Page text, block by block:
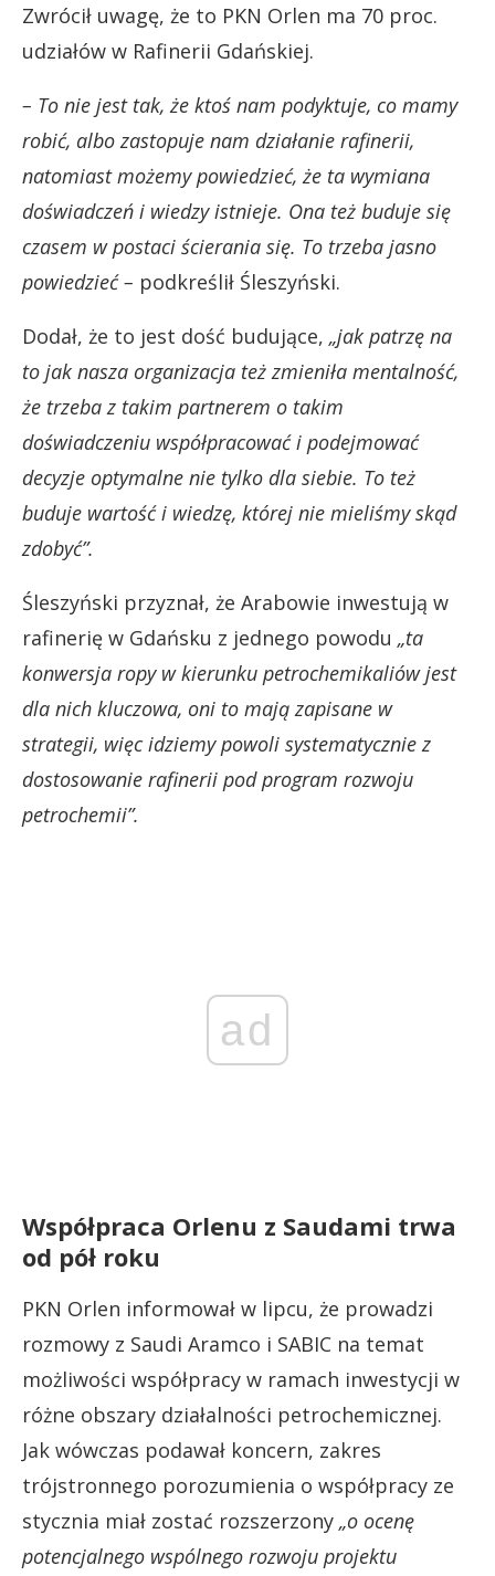
Zwrócił uwagę, że to PKN Orlen ma 70 proc.
udziałów w Rafinerii Gdańskiej.
– To nie jest tak, że ktoś nam podyktuje, co mamy
robić, albo zastopuje nam działanie rafinerii,
natomiast możemy powiedzieć, że ta wymiana
doświadczeń i wiedzy istnieje. Ona też buduje się
czasem w postaci ścierania się. To trzeba jasno
powiedzieć – podkreślił Śleszyński.
Dodał, że to jest dość budujące, „jak patrzę na
to jak nasza organizacja też zmieniła mentalność,
że trzeba z takim partnerem o takim
doświadczeniu współpracować i podejmować
decyzje optymalne nie tylko dla siebie. To też
buduje wartość i wiedzę, której nie mieliśmy skąd
zdobyć”.
Śleszyński przyznał, że Arabowie inwestują w
rafinerię w Gdańsku z jednego powodu „ta
konwersja ropy w kierunku petrochemikaliów jest
dla nich kluczowa, oni to mają zapisane w
strategii, więc idziemy powoli systematycznie z
dostosowanie rafinerii pod program rozwoju
petrochemii”.
ad
Współpraca Orlenu z Saudami trwa
od pół roku
PKN Orlen informował w lipcu, że prowadzi
rozmowy z Saudi Aramco i SABIC na temat
możliwości współpracy w ramach inwestycji w
różne obszary działalności petrochemicznej.
Jak wówczas podawał koncern, zakres
trójstronnego porozumienia o współpracy ze
stycznia miał zostać rozszerzony „o ocenę
potencjalnego wspólnego rozwoju projektu